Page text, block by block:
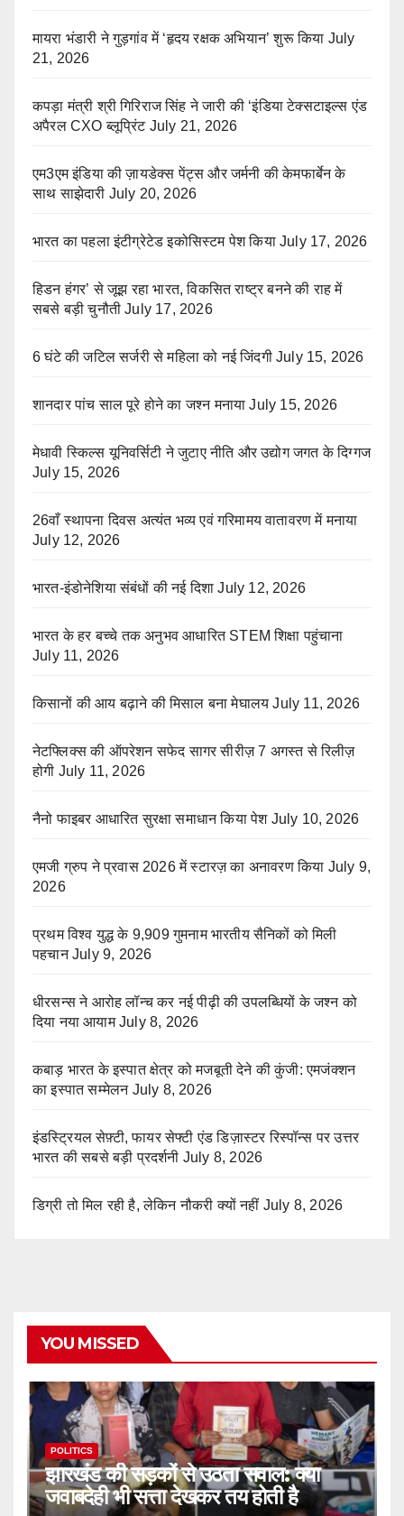
मायरा भंडारी ने गुड़गांव में ‘हृदय रक्षक अभियान’ शुरू किया July
21, 2026
कपड़ा मंत्री श्री गिरिराज सिंह ने जारी की ‘इंडिया टेक्सटाइल्स एंड
अपैरल CXO ब्लूप्रिंट July 21, 2026
एम3एम इंडिया की ज़ायडेक्स पेंट्स और जर्मनी की केमफार्बेन के
साथ साझेदारी July 20, 2026
भारत का पहला इंटीग्रेटेड इकोसिस्टम पेश किया July 17, 2026
हिडन हंगर’ से जूझ रहा भारत, विकसित राष्ट्र बनने की राह में
सबसे बड़ी चुनौती July 17, 2026
6 घंटे की जटिल सर्जरी से महिला को नई जिंदगी July 15, 2026
शानदार पांच साल पूरे होने का जश्न मनाया July 15, 2026
मेधावी स्किल्स यूनिवर्सिटी ने जुटाए नीति और उद्योग जगत के दिग्गज
July 15, 2026
26वाँ स्थापना दिवस अत्यंत भव्य एवं गरिमामय वातावरण में मनाया
July 12, 2026
भारत-इंडोनेशिया संबंधों की नई दिशा July 12, 2026
भारत के हर बच्चे तक अनुभव आधारित STEM शिक्षा पहुंचाना
July 11, 2026
किसानों की आय बढ़ाने की मिसाल बना मेघालय July 11, 2026
नेटफ्लिक्स की ऑपरेशन सफेद सागर सीरीज़ 7 अगस्त से रिलीज़
होगी July 11, 2026
नैनो फाइबर आधारित सुरक्षा समाधान किया पेश July 10, 2026
एमजी ग्रुप ने प्रवास 2026 में स्टारज़ का अनावरण किया July 9,
2026
प्रथम विश्व युद्ध के 9,909 गुमनाम भारतीय सैनिकों को मिली
पहचान July 9, 2026
धीरसन्स ने आरोह लॉन्च कर नई पीढ़ी की उपलब्धियों के जश्न को
दिया नया आयाम July 8, 2026
कबाड़ भारत के इस्पात क्षेत्र को मजबूती देने की कुंजी: एमजंक्शन
का इस्पात सम्मेलन July 8, 2026
इंडस्ट्रियल सेफ़्टी, फायर सेफ्टी एंड डिज़ास्टर रिस्पॉन्स पर उत्तर
भारत की सबसे बड़ी प्रदर्शनी July 8, 2026
डिग्री तो मिल रही है, लेकिन नौकरी क्यों नहीं July 8, 2026
YOU MISSED
POLITICS
झारखंड की सड़कों से उठता सवाल: क्या
जवाबदेही भी सत्ता देखकर तय होती है